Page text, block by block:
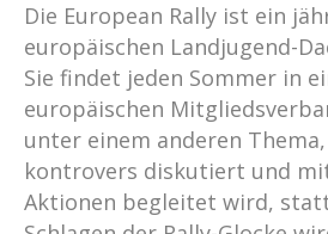
Die European Rally ist ein
europäischen Landjugend-
Sie findet jeden Sommer in
europäischen
unter einem anderen
kontrovers diskutiert und
Aktionen begleitet wird,